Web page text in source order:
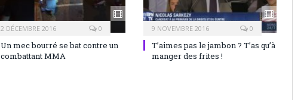
2 DÉCEMBRE 2016 0
Un mec bourré se bat contre un
combattant MMA
9 NOVEMBRE 2016 0
T’aimes pas le jambon ? T’as qu’à
manger des frites !